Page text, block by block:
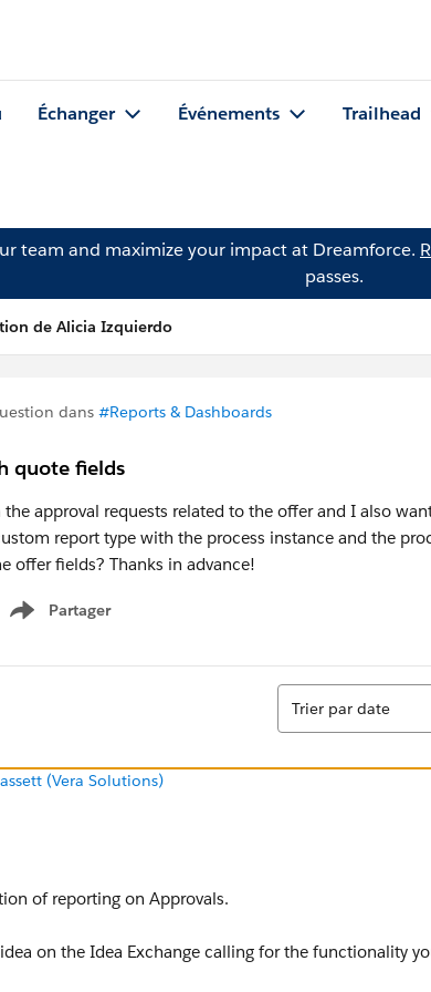
Échanger Événements Trailhead
team and maximize your impact at Dreamforce.
passes.
de Alicia Izquierdo
dans #Reports & Dashboards
quote fields
approval requests related to the offer and I also
report type with the process instance and the
offer fields? Thanks in advance!
Partager
Show menu
Tri
Trier par date
(Vera Solutions)
of reporting on Approvals.
on the Idea Exchange calling for the functionality